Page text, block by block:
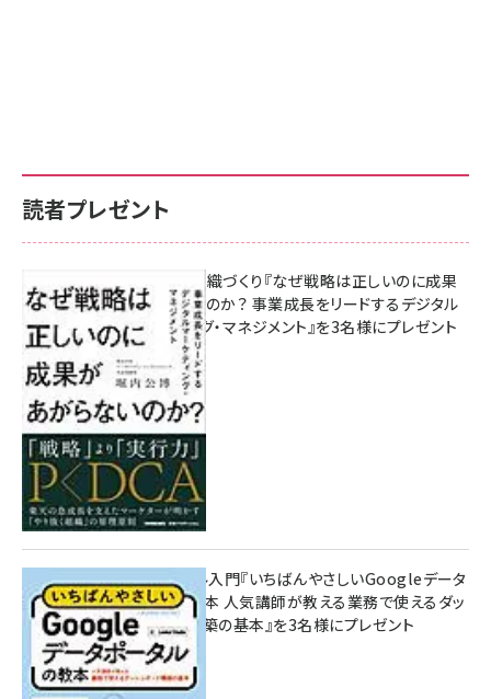
読者プレゼント
成果を生む組織づくり『なぜ戦略は正しいのに成果
があがらないのか？ 事業成長をリードするデジタル
マーケティング・マネジメント』を3名様にプレゼント
8月7日 10:00
無料BIツール入門『いちばんやさしいGoogleデータ
ポータルの教本 人気講師が教える業務で使えるダッ
シュボード構築の基本』を3名様にプレゼント
7月31日 10:00